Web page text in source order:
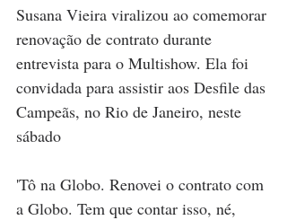
Susana Vieira viralizou ao comemorar
renovação de contrato durante
entrevista para o Multishow. Ela foi
convidada para assistir aos Desfile das
Campeãs, no Rio de Janeiro, neste
sábado
'Tô na Globo. Renovei o contrato com
a Globo. Tem que contar isso, né,